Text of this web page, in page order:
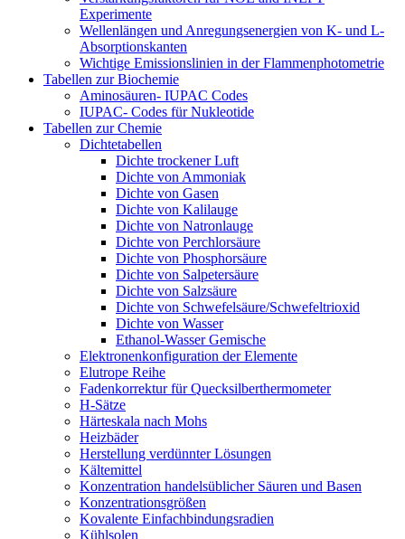
Experimente
Wellenlängen und Anregungsenergien von K- und L-
Absorptionskanten
Wichtige Emissionslinien in der Flammenphotometrie
Tabellen zur Biochemie
Aminosäuren- IUPAC Codes
IUPAC- Codes für Nukleotide
Tabellen zur Chemie
Dichtetabellen
Dichte trockener Luft
Dichte von Ammoniak
Dichte von Gasen
Dichte von Kalilauge
Dichte von Natronlauge
Dichte von Perchlorsäure
Dichte von Phosphorsäure
Dichte von Salpetersäure
Dichte von Salzsäure
Dichte von Schwefelsäure/Schwefeltrioxid
Dichte von Wasser
Ethanol-Wasser Gemische
Elektronenkonfiguration der Elemente
Elutrope Reihe
Fadenkorrektur für Quecksilberthermometer
H-Sätze
Härteskala nach Mohs
Heizbäder
Herstellung verdünnter Lösungen
Kältemittel
Konzentration handelsüblicher Säuren und Basen
Konzentrationsgrößen
Kovalente Einfachbindungsradien
Kühlsolen